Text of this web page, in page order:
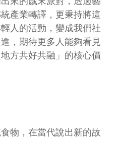
產業轉譯，更秉持將這
人的活動，變成我們社
，期待更多人能夠看見
方共好共融」的核心價
物，在當代說出新的故